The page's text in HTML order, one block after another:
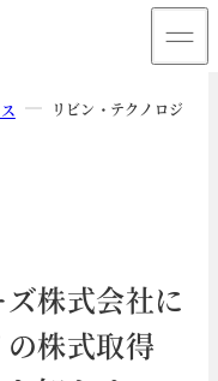
リビン・テクノロジー
株式会社に
株式取得